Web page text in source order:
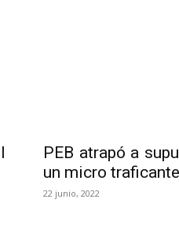
PEB atrapó a
un micro traficante
22 junio, 2022